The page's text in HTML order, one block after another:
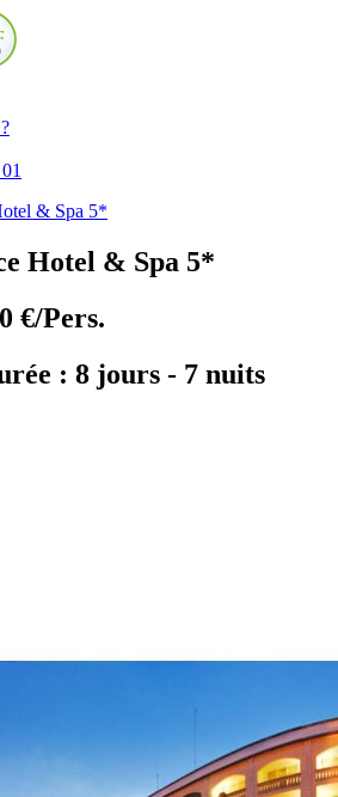
& Spa 5*
Hotel & Spa 5*
€/Pers.
: 8 jours - 7 nuits